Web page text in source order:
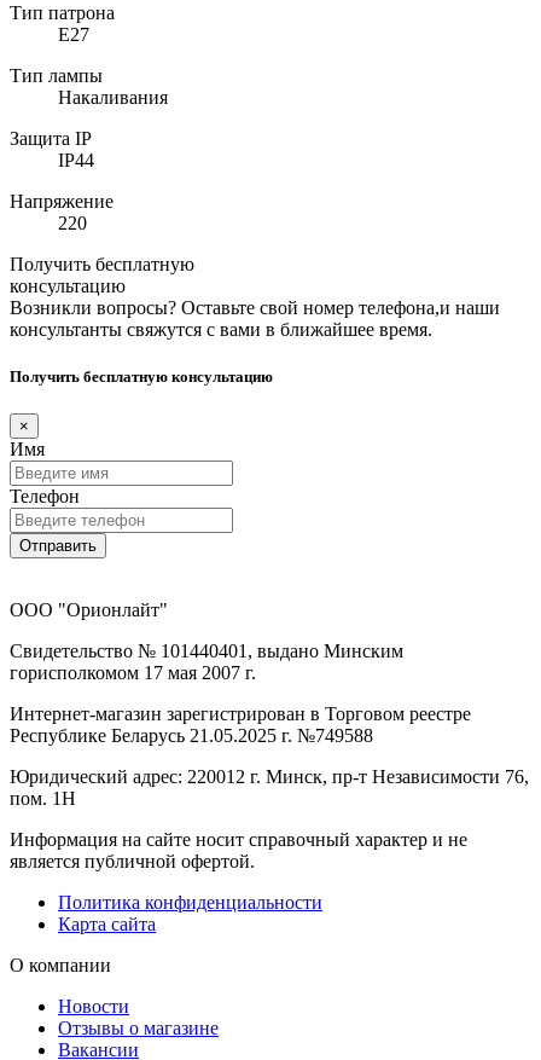
Тип патрона
E27
Тип лампы
Накаливания
Защита IP
IP44
Напряжение
220
Получить бесплатную
консультацию
Возникли вопросы? Оставьте свой номер телефона,и наши
консультанты свяжутся с вами в ближайшее время.
Получить бесплатную консультацию
×
Имя
Телефон
Отправить
ООО "Орионлайт"
Свидетельство № 101440401, выдано Минским
горисполкомом 17 мая 2007 г.
Интернет-магазин зарегистрирован в Торговом реестре
Республике Беларусь 21.05.2025 г. №749588
Юридический адрес: 220012 г. Минск, пр-т Независимости 76,
пом. 1Н
Информация на сайте носит справочный характер и не
является публичной офертой.
Политика конфиденциальности
Карта сайта
О компании
Новости
Отзывы о магазине
Вакансии